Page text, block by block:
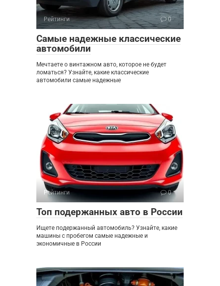
Рейтинги 0
Самые надежные классические
автомобили
Мечтаете о винтажном авто, которое не будет
ломаться? Узнайте, какие классические
автомобили самые надежные
Рейтинги 0
Топ подержанных авто в России
Ищете подержанный автомобиль? Узнайте, какие
машины с пробегом самые надежные и
экономичные в России